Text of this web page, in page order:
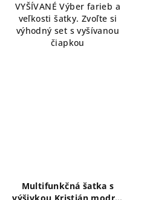
VYŠÍVANÉ Výber farieb a
veľkosti šatky. Zvoľte si
výhodný set s vyšívanou
čiapkou
Multifunkčná šatka s
výšivkou Kristián modrý-